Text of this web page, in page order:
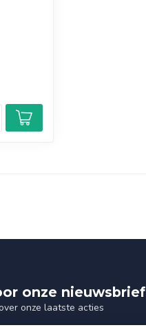
onze nieuwsbrief
onze laatste acties